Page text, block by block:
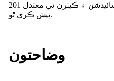
201 يا 304 اسٽينلیس سٹیل آڪسائيڊشن ۽ ڪيترن ئي معتدل corrosive ايجنٽن جي سٺي مزاحمت
پيش ڪري ٿو.
وضاحتون